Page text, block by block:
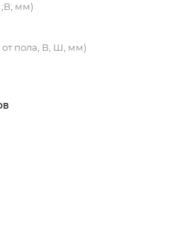
мм)
от пола, В, Ш, мм)